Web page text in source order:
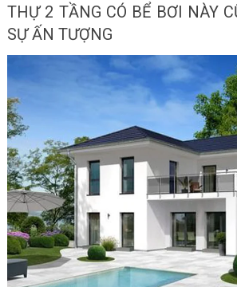
THỰ 2 TẦNG CÓ BỂ BƠI NÀY
SỰ ẤN TƯỢNG